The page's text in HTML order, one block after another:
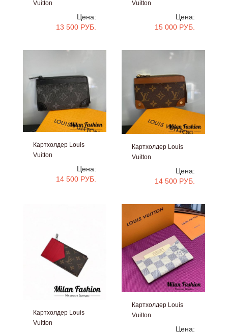
Vuitton
Цена:
13 500 РУБ.
Vuitton
Цена:
15 000 РУБ.
Картхолдер Louis
Vuitton
Цена:
14 500 РУБ.
Картхолдер Louis
Vuitton
Цена:
14 500 РУБ.
Картхолдер Louis
Vuitton
Картхолдер Louis
Vuitton
Цена: